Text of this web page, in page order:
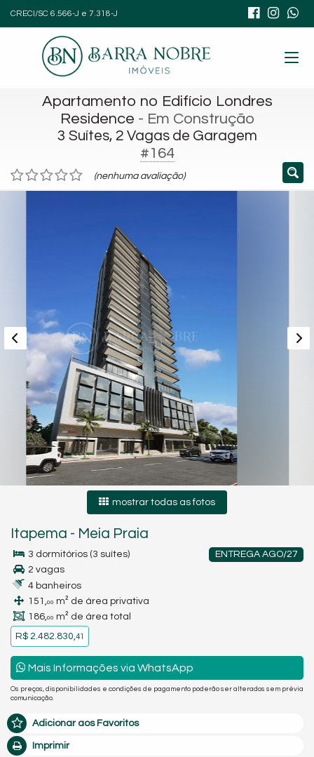
CRECI/SC 6.566-J e 7.318-J
Apartamento no Edifício Londres
Residence - Em Construção
3 Suítes, 2 Vagas de Garagem
#164
(nenhuma avaliação)
mostrar todas as fotos
Itapema - Meia Praia
ENTREGA AGO/27
3 dormitórios (3 suítes)
2 vagas
4 banheiros
151,00 m² de área privativa
186,00 m² de área total
R$ 2.482.830,41
Mais Informações via WhatsApp
Os preços, disponibilidades e condições de pagamento poderão ser alterados sem prévia
comunicação.
Adicionar aos Favoritos
Imprimir